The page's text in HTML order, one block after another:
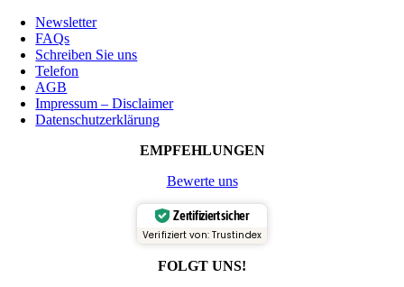
Newsletter
FAQs
Schreiben Sie uns
Telefon
AGB
Impressum – Disclaimer
Datenschutzerklärung
EMPFEHLUNGEN
Bewerte uns
Zertifiziert sicher
Verifiziert von: Trustindex
FOLGT UNS!